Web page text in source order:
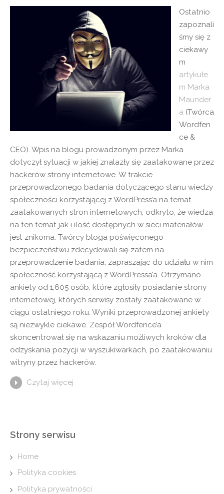
Ostatnio
zapoznali
śmy się z
ciekawy
m
artykułe
m Marka
Maunder
a (Twórca
Wordfen
ce &
CEO). Wpis na blogu prowadzonym przez Marka
dotyczył sytuacji w jakiej znalazły się zaatakowane przez
hackerów strony internetowe. W trakcie
przeprowadzonego badania dotyczącego stanu wiedzy
społeczności korzystającej z WordPress’a na temat
zaatakowanych stron internetowych, odkryto, że wiedza
na ten temat jak i ilość dostępnych w sieci materiałów
jest znikoma. Twórcy bloga poświęconego
bezpieczeństwu zdecydowali się zatem na
przeprowadzenie badania, zapraszając do udziału w nim
społeczność korzystającą z WordPressa’a. Otrzymano
ankiety od 1,605 osób, które zgłosiły posiadanie strony
internetowej, których serwisy zostały zaatakowane w
ciągu ostatniego roku. Wyniki przeprowadzonej ankiety
są niezwykle ciekawe. Zespół Wordfence’a
skoncentrował się na wskazaniu możliwych kroków dla
odzyskania pozycji w wyszukiwarkach, po zaatakowaniu
witryny przez hackerów.
Czytaj więcej
Strony serwisu
Home
Polityka cookies
Polityka prywatności